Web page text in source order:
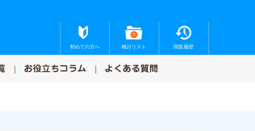
初めての方へ
0
検討リスト 閲覧履歴
お役立ちコラム よくある質問